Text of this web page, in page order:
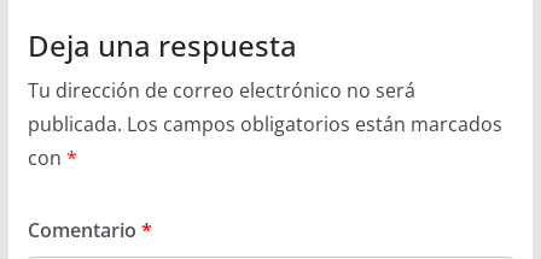
Deja una respuesta
Tu dirección de correo electrónico no será
publicada. Los campos obligatorios están marcados
con *
Comentario *